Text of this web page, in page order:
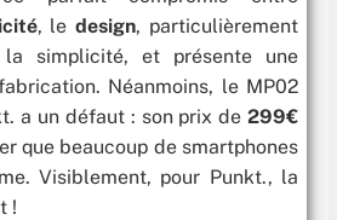
, ledesign, particulièrement
la simplicité, et présente une
Néanmoins, le MP02
a un défaut : son prix de 299€
que beaucoup de smartphones
Visiblement, pour Punkt., la
!